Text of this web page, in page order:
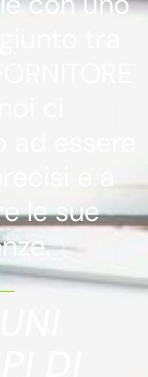
tra
ci
ad essere
e a
le sue
DI